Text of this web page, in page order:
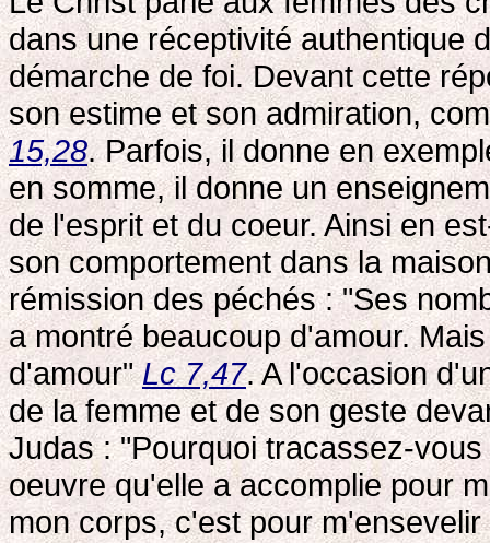
dans une réceptivité authentique
démarche de foi. Devant cette
son estime et son admiration,
15,28. Parfois, il donne en
en somme, il donne un
de l'esprit et du coeur. Ainsi en
son comportement dans la
rémission des péchés : "Ses
a montré beaucoup d'amour.
d'amour"Lc 7,47. A l'occasion
de la femme et de son geste
Judas : "Pourquoi tracassez-
oeuvre qu'elle a accomplie pour
mon corps, c'est pour